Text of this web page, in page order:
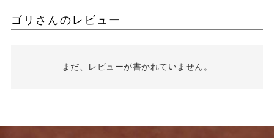
ゴリさんのレビュー
まだ、レビューが書かれていません。